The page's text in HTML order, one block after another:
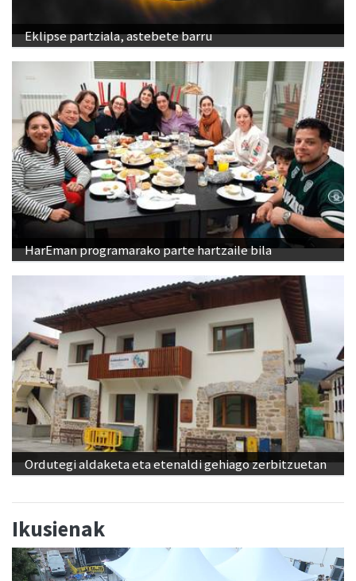
Eklipse partziala, astebete barru
HarEman programarako parte hartzaile bila
Ordutegi aldaketa eta etenaldi gehiago zerbitzuetan
Ikusienak